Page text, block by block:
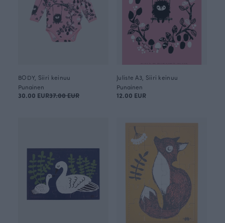
BODY, Siiri keinuu
Punainen
30.00 EUR37.00 EUR
Juliste A3, Siiri keinuu
Punainen
12.00 EUR